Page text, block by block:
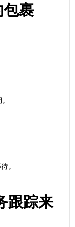
裹
。
跟踪来